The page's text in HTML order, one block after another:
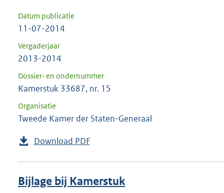
Datum publicatie
11-07-2014
Vergaderjaar
2013-2014
Dossier- en ondernummer
Kamerstuk 33687, nr. 15
Organisatie
Tweede Kamer der Staten-Generaal
Download PDF
Bijlage bij Kamerstuk